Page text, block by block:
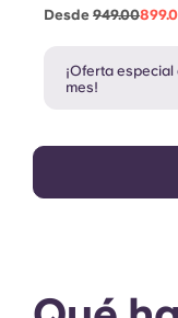
Desde 949.00
¡Oferta
mes!